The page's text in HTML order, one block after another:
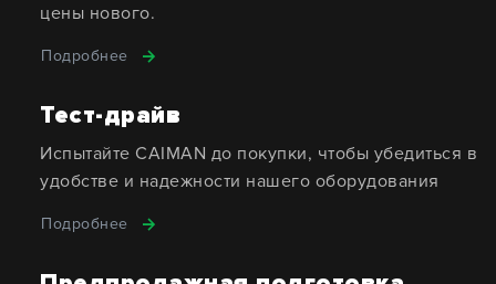
цены нового.
Подробнее
Тест-драйв
Испытайте CAIMAN до покупки, чтобы убедиться в
удобстве и надежности нашего оборудования
Подробнее